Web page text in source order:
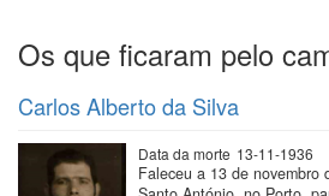
Os que ficaram pelo
Carlos Alberto da Silva
Data da morte 13-11-1936
Faleceu a 13 de novembro